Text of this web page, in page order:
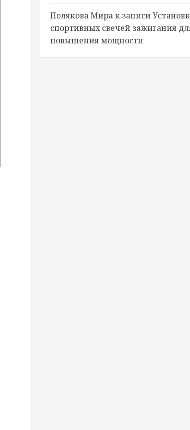
Полякова Мирак записи
спортивных свечей зажигания
повышения мощности